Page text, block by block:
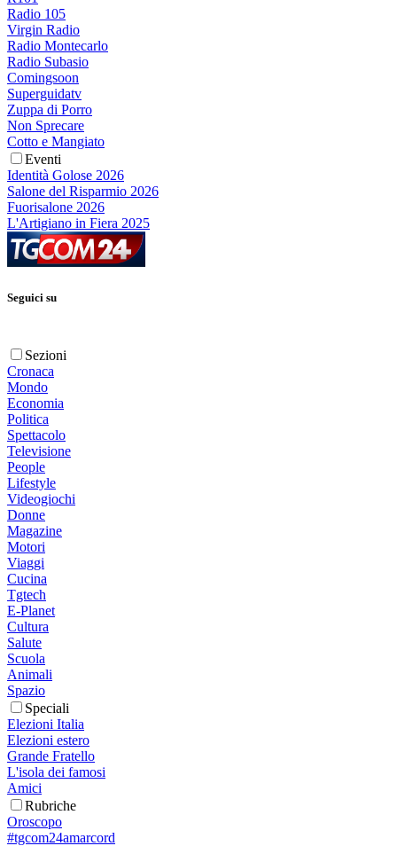
Radio 105
Virgin Radio
Radio Montecarlo
Radio Subasio
Comingsoon
Superguidatv
Zuppa di Porro
Non Sprecare
Cotto e Mangiato
Eventi
Identità Golose 2026
Salone del Risparmio 2026
Fuorisalone 2026
L'Artigiano in Fiera 2025
Seguici su
Sezioni
Cronaca
Mondo
Economia
Politica
Spettacolo
Televisione
People
Lifestyle
Videogiochi
Donne
Magazine
Motori
Viaggi
Cucina
Tgtech
E-Planet
Cultura
Salute
Scuola
Animali
Spazio
Speciali
Elezioni Italia
Elezioni estero
Grande Fratello
L'isola dei famosi
Amici
Rubriche
Oroscopo
#tgcom24amarcord